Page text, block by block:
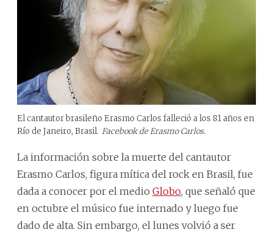
El cantautor brasileño Erasmo Carlos falleció a los 81 años en
Río de Janeiro, Brasil. Facebook de Erasmo Carlos.
La información sobre la muerte del cantautor
Erasmo Carlos, figura mítica del rock en Brasil, fue
dada a conocer por el medio Globo, que señaló que
en octubre el músico fue internado y luego fue
dado de alta. Sin embargo, el lunes volvió a ser